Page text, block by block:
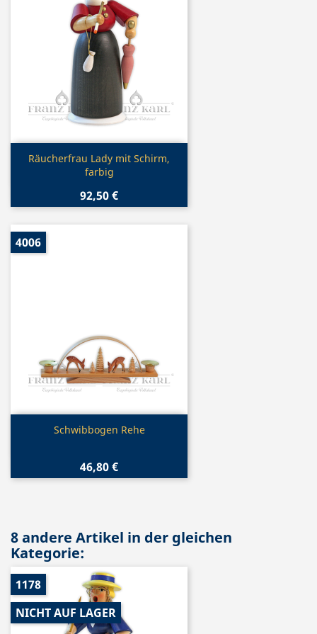
Vorschau
Räucherfrau Lady mit Schirm,
farbig
92,50 €
Vorschau
Schwibbogen Rehe
46,80 €
4006
8 andere Artikel in der gleichen
Kategorie:
1178
NICHT AUF LAGER